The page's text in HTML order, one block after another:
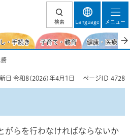
検索 Language メニュー
・手続き 子育て・教育 健康・医療・
日 令和8(2026)年4月1日 ページID 4728
がらを行わなければならないか